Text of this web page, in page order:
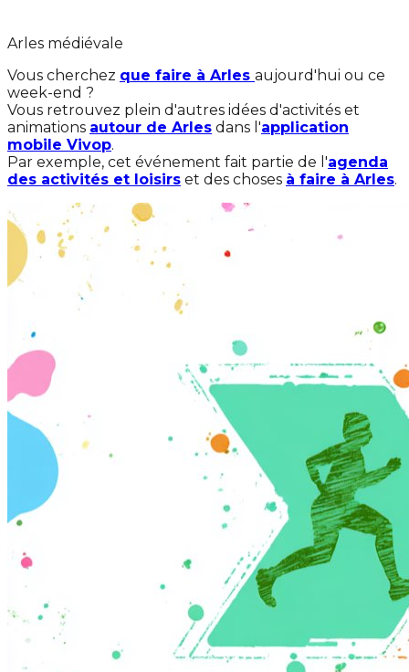
Arles médiévale
Vous cherchez que faire à Arles aujourd'hui ou ce
week-end ?
Vous retrouvez plein d'autres idées d'activités et
animations autour de Arles dans l'application
mobile Vivop.
Par exemple, cet événement fait partie de l'agenda
des activités et loisirs et des choses à faire à Arles.